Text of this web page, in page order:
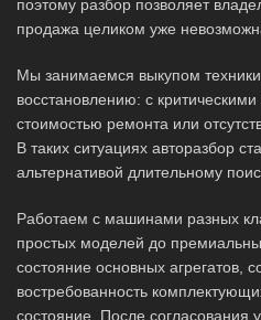
поэтому разбор позволяет
продажа целиком уже
Мы занимаемся выкупом
восстановлению: с
стоимостью ремонта или
В таких ситуациях авторазбор
альтернативой длительному
Работаем с машинами разных
простых моделей до
состояние основных агрегатов,
востребованность
состояние. После согласования